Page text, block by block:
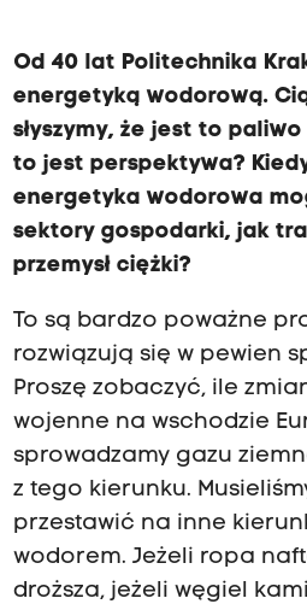
Od 40 lat Politechnika
energetyką wodorową.
słyszymy, że jest to
to jest perspektywa?
energetyka wodorowa
sektory gospodarki, jak
przemysł ciężki?
To są bardzo poważne
rozwiązują się w pewien
Proszę zobaczyć, ile
wojenne na wschodzie
sprowadzamy gazu
z tego kierunku.
przestawić na inne
wodorem. Jeżeli ropa
droższa, jeżeli węgiel